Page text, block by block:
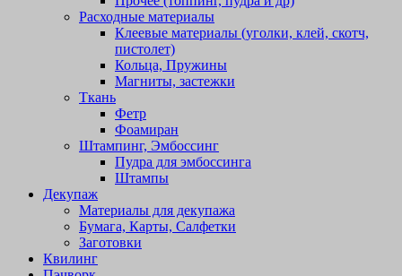
Расходные материалы
Клеевые материалы (уголки, клей, скотч,
пистолет)
Кольца, Пружины
Магниты, застежки
Ткань
Фетр
Фоамиран
Штампинг, Эмбоссинг
Пудра для эмбоссинга
Штампы
Декупаж
Материалы для декупажа
Бумага, Карты, Салфетки
Заготовки
Квилинг